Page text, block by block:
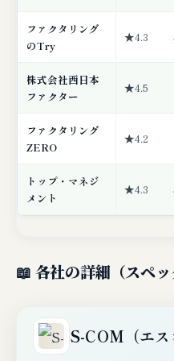
ファクタリング
のTry
★4.3
株式会社西日本
ファクター
★4.5
ファクタリング
ZERO
★4.2
トップ・マネジ
メント
★4.3
📖 各社の詳細（スペ
S-COM（エス